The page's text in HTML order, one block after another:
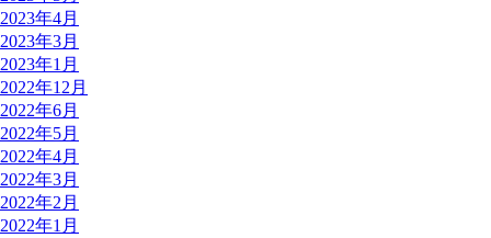
2023年4月
2023年3月
2023年1月
2022年12月
2022年6月
2022年5月
2022年4月
2022年3月
2022年2月
2022年1月